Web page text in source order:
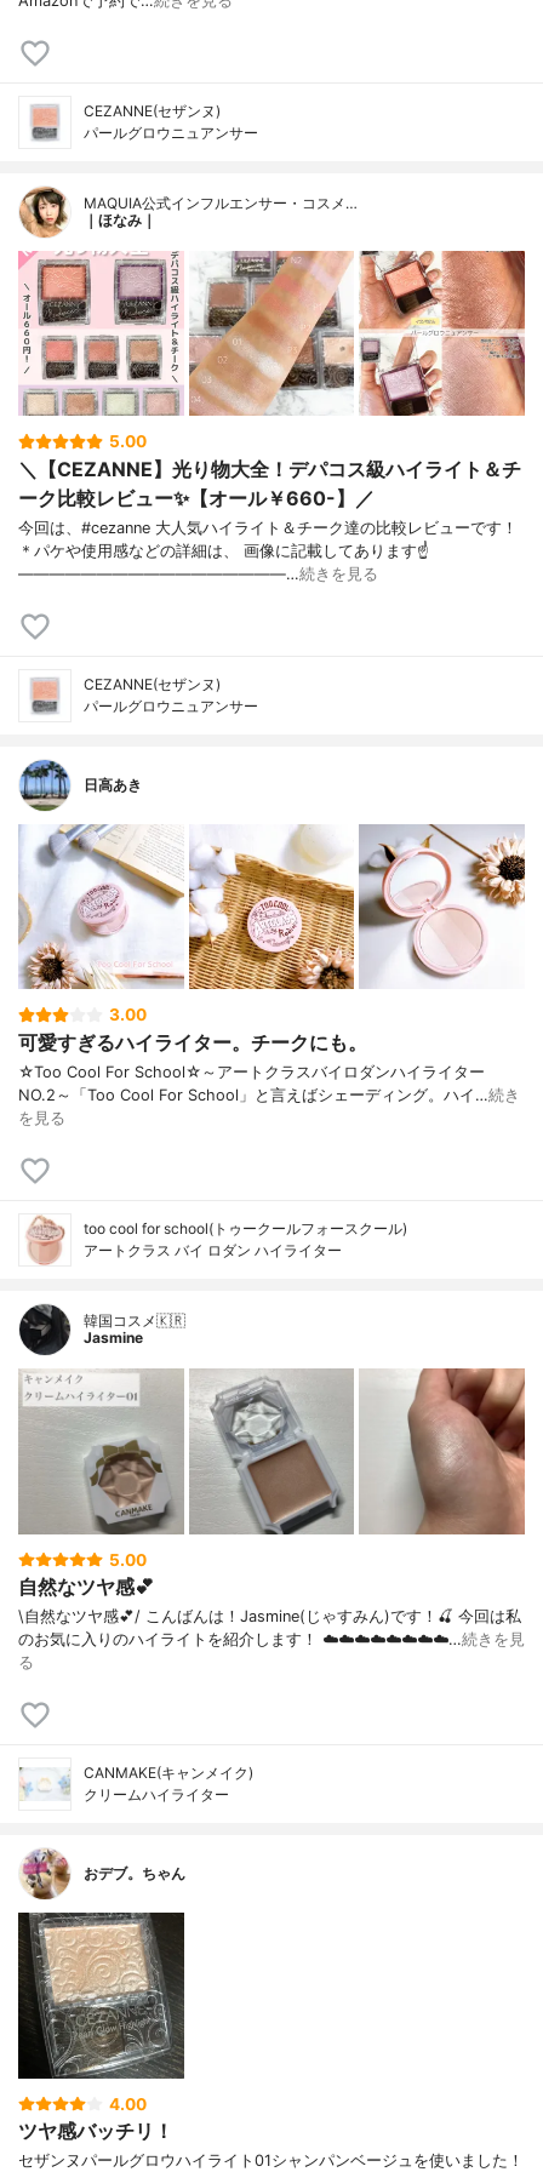
CEZANNE(セザンヌ)
パールグロウニュアンサー
MAQUIA公式インフルエンサー・コスメ…
｜ほなみ｜
5.00
＼【CEZANNE】光り物大全！デパコス級ハイライト＆チ
ーク比較レビュー✨【オール￥660-】／
今回は、#cezanne 大人気ハイライト＆チーク達の比較レビューです！
＊パケや使用感などの詳細は、 画像に記載してあります☝
—————————————————…続きを見る
CEZANNE(セザンヌ)
パールグロウニュアンサー
日高あき
3.00
可愛すぎるハイライター。チークにも。
☆Too Cool For School☆～アートクラスバイロダンハイライター
NO.2～「Too Cool For School」と言えばシェーディング。ハイ…続き
を見る
too cool for school(トゥークールフォースクール)
アートクラス バイ ロダン ハイライター
韓国コスメ🇰🇷
Jasmine
5.00
自然なツヤ感💕
\自然なツヤ感💕/ こんばんは！Jasmine(じゃすみん)です！🍒 今回は私
のお気に入りのハイライトを紹介します！ ☁️☁️☁️☁️☁️☁️☁️☁️…続きを見
る
CANMAKE(キャンメイク)
クリームハイライター
おデブ。ちゃん
4.00
ツヤ感バッチリ！
セザンヌパールグロウハイライト01シャンパンベージュを使いました！